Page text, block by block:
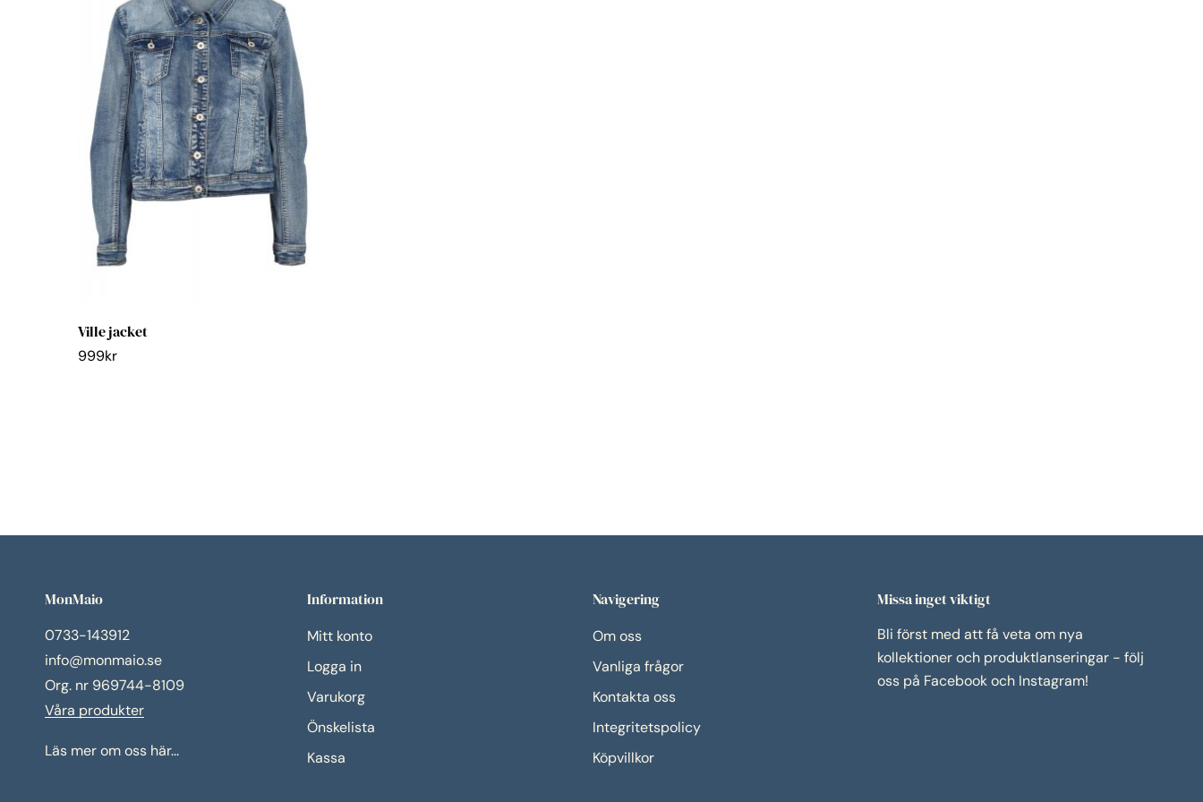
Ville jacket
999kr
MonMaio
0733-143912
info@monmaio.se
Org. nr 969744-8109
Våra produkter
Läs mer om oss här...
Information
Mitt konto
Logga in
Varukorg
Önskelista
Kassa
Navigering
Om oss
Vanliga frågor
Kontakta oss
Integritetspolicy
Köpvillkor
Missa inget viktigt
Bli först med att få veta om nya
kollektioner och produktlanseringar - följ
oss på Facebook och Instagram!